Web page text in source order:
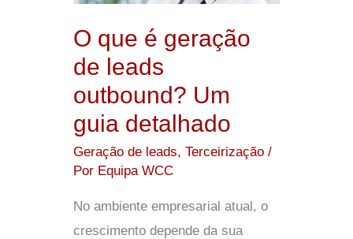
O que é geração
de leads
outbound? Um
guia detalhado
Geração de leads,Terceirização /
Por Equipa WCC
No ambiente empresarial atual, o
crescimento depende da sua
outbound?
Um
guia
detalhado